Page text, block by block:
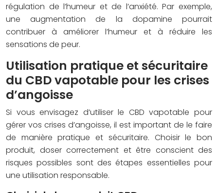
régulation de l’humeur et de l’anxiété. Par exemple,
une augmentation de la dopamine pourrait
contribuer à améliorer l’humeur et à réduire les
sensations de peur.
Utilisation pratique et sécuritaire
du CBD vapotable pour les crises
d’angoisse
Si vous envisagez d’utiliser le CBD vapotable pour
gérer vos crises d’angoisse, il est important de le faire
de manière pratique et sécuritaire. Choisir le bon
produit, doser correctement et être conscient des
risques possibles sont des étapes essentielles pour
une utilisation responsable.